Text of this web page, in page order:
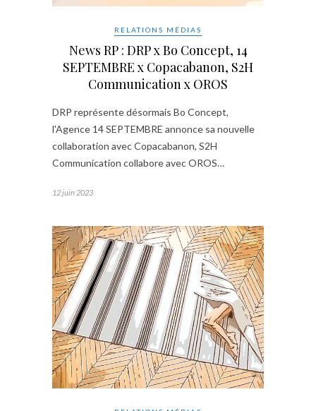
RELATIONS MÉDIAS
News RP : DRP x Bo Concept, 14
SEPTEMBRE x Copacabanon, S2H
Communication x OROS
DRP représente désormais Bo Concept,
l'Agence 14 SEPTEMBRE annonce sa nouvelle
collaboration avec Copacabanon, S2H
Communication collabore avec OROS…
12 juin 2023